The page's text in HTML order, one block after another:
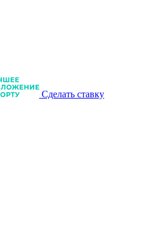
Сделать ставку